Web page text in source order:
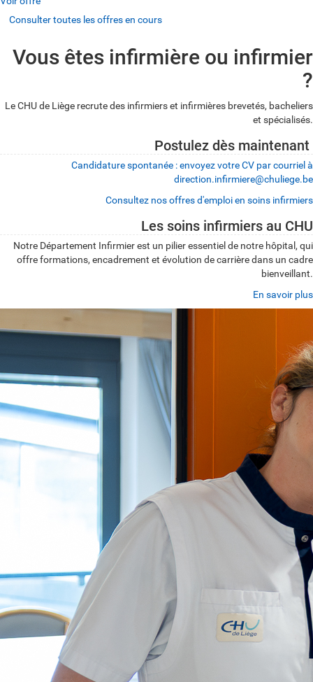
Consulter toutes les offres en cours
Vous êtes infirmière ou infirmier
?
Le CHU de Liège recrute des infirmiers et infirmières brevetés, bacheliers
et spécialisés.
Postulez dès maintenant
Candidature spontanée : envoyez votre CV par courriel à
direction.infirmiere@chuliege.be
Consultez nos offres d'emploi en soins infirmiers
Les soins infirmiers au CHU
Notre Département Infirmier est un pilier essentiel de notre hôpital, qui
offre formations, encadrement et évolution de carrière dans un cadre
bienveillant.
En savoir plus